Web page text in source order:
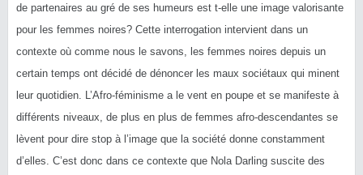
de partenaires au gré de ses humeurs est t-elle une image valorisante
pour les femmes noires? Cette interrogation intervient dans un
contexte où comme nous le savons, les femmes noires depuis un
certain temps ont décidé de dénoncer les maux sociétaux qui minent
leur quotidien. L’Afro-féminisme a le vent en poupe et se manifeste à
différents niveaux, de plus en plus de femmes afro-descendantes se
lèvent pour dire stop à l’image que la société donne constamment
d’elles. C’est donc dans ce contexte que Nola Darling suscite des